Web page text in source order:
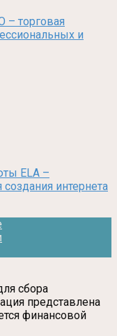
– торговая
и
ELA –
интернета
сбора
представлена
финансовой